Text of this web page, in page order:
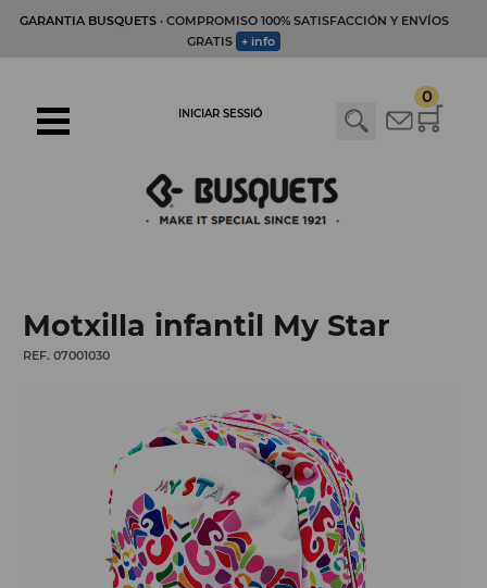
GARANTIA BUSQUETS· COMPROMISO 100% SATISFACCIÓN Y ENVÍOS
GRATIS + info
0
INICIAR SESSIÓ
Motxilla infantil My Star
REF. 07001030